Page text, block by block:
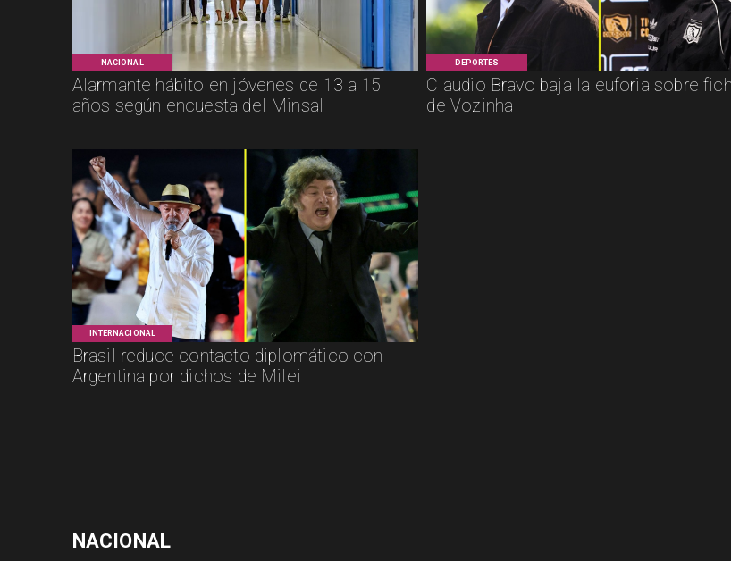
NACIONAL
Alarmante hábito en jóvenes de 13 a 15
años según encuesta del Minsal
DEPORTES
Claudio Bravo baja la euforia sobre
de Vozinha
INTERNACIONAL
Brasil reduce contacto diplomático con
Argentina por dichos de Milei
NACIONAL